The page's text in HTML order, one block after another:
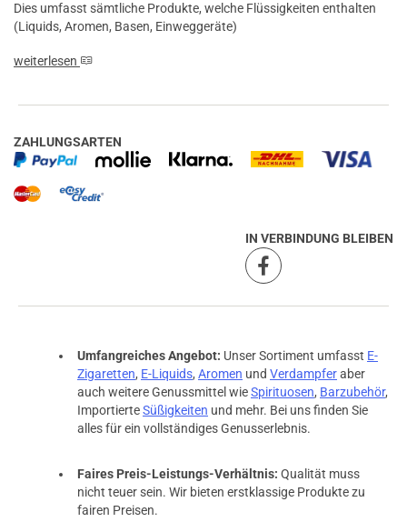
Dies umfasst sämtliche Produkte, welche Flüssigkeiten enthalten
(Liquids, Aromen, Basen, Einweggeräte)
weiterlesen
ZAHLUNGSARTEN
IN VERBINDUNG BLEIBEN
Umfangreiches Angebot: Unser Sortiment umfasst E-
Zigaretten, E-Liquids, Aromen und Verdampferaber
auch weitere Genussmittel wieSpirituosen, Barzubehör,
ImportierteSüßigkeiten und mehr. Bei uns finden Sie
alles für ein vollständiges Genusserlebnis.
Faires Preis-Leistungs-Verhältnis: Qualität muss
nicht teuer sein. Wir bieten erstklassige Produkte zu
fairen Preisen.